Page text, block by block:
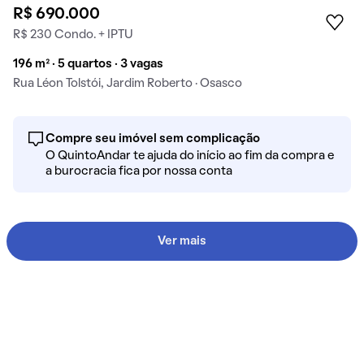
R$ 690.000
R$ 230 Condo. + IPTU
196 m² · 5 quartos · 3 vagas
Rua Léon Tolstói, Jardim Roberto · Osasco
Compre seu imóvel sem complicação
O QuintoAndar te ajuda do início ao fim da compra e
a burocracia fica por nossa conta
Ver mais